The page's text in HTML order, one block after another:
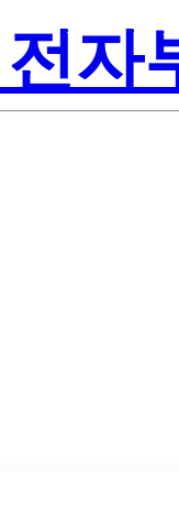
자